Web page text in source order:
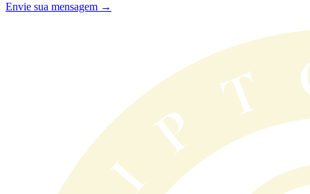
Envie sua mensagem →